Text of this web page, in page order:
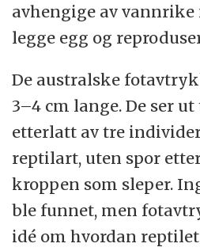
avhengige av
legge egg og
De australske
3–4 cm lange. De ser
etterlatt av tre
reptilart, uten spor
kroppen som sleper.
ble funnet, men
idé om hvordan